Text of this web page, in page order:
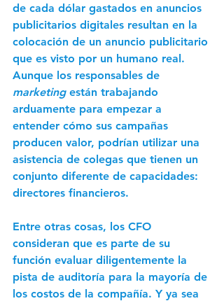
de cada dólar gastados en anuncios
publicitarios digitales resultan en la
colocación de un anuncio publicitario
que es visto por un humano real.
Aunque los responsables de
marketing están trabajando
arduamente para empezar a
entender cómo sus campañas
producen valor, podrían utilizar una
asistencia de colegas que tienen un
conjunto diferente de capacidades:
directores financieros.
Entre otras cosas, los CFO
consideran que es parte de su
función evaluar diligentemente la
pista de auditoría para la mayoría de
los costos de la compañía. Y ya sea